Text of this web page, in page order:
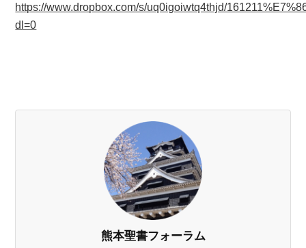
https://www.dropbox.com/s/uq0igoiwtq4thjd/
dl=0
熊本聖書フォーラム